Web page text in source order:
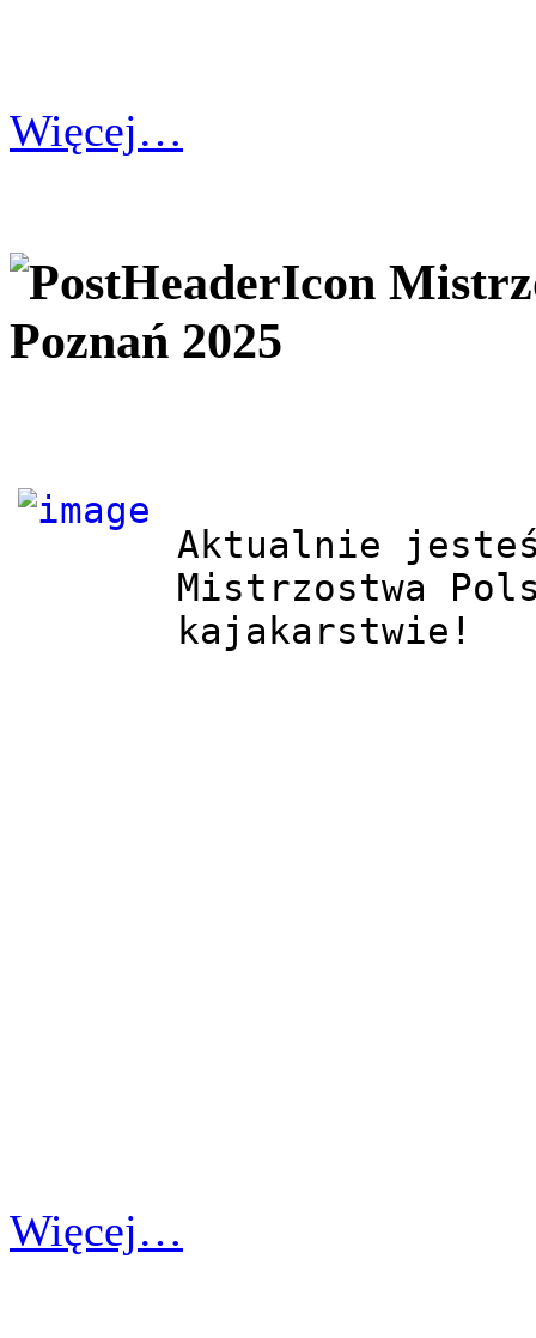
Więcej…
Poznań 2025
Aktualnie
Mistrzostwa
Więcej…